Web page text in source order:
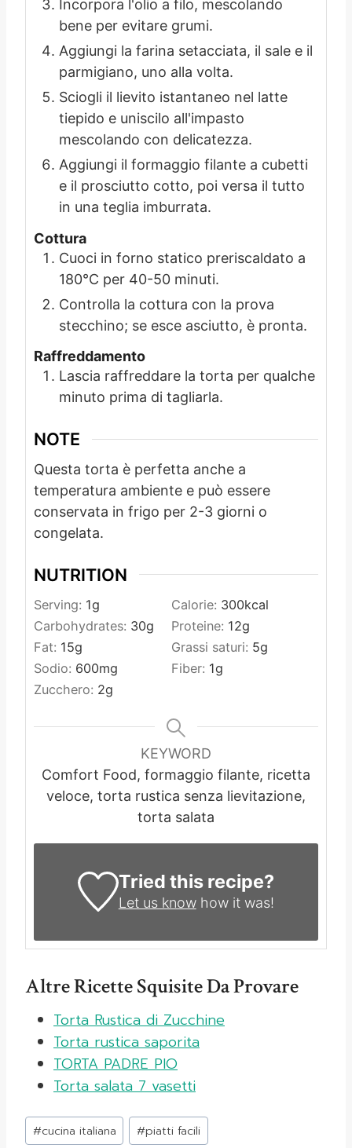
Incorpora l'olio a filo, mescolando
bene per evitare grumi.
Aggiungi la farina setacciata, il sale e il
parmigiano, uno alla volta.
Sciogli il lievito istantaneo nel latte
tiepido e uniscilo all'impasto
mescolando con delicatezza.
Aggiungi il formaggio filante a cubetti
e il prosciutto cotto, poi versa il tutto
in una teglia imburrata.
Cottura
Cuoci in forno statico preriscaldato a
180°C per 40-50 minuti.
Controlla la cottura con la prova
stecchino; se esce asciutto, è pronta.
Raffreddamento
Lascia raffreddare la torta per qualche
minuto prima di tagliarla.
NOTE
Questa torta è perfetta anche a
temperatura ambiente e può essere
conservata in frigo per 2-3 giorni o
congelata.
NUTRITION
Serving: 1g Calorie: 300kcal
Carbohydrates: 30g Proteine: 12g
Fat: 15g Grassi saturi: 5g
Sodio: 600mg Fiber: 1g
Zucchero: 2g
KEYWORD
Comfort Food, formaggio filante, ricetta
veloce, torta rustica senza lievitazione,
torta salata
Tried this recipe?
Let us knowhow it was!
Altre Ricette Squisite Da Provare
Torta Rustica di Zucchine
Torta rustica saporita
TORTA PADRE PIO
Torta salata 7 vasetti
Tag
articolo:
#cucina italiana #piatti facili